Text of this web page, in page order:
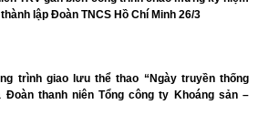
lập Đoàn TNCS Hồ Chí Minh 26/3
trình giao lưu thể thao “Ngày truyền thống
Đoàn thanh niên Tổng công ty Khoáng sản –